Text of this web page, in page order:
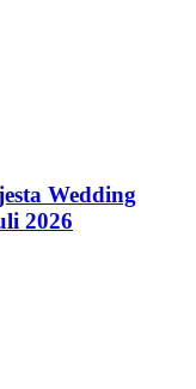
Wedding
2026